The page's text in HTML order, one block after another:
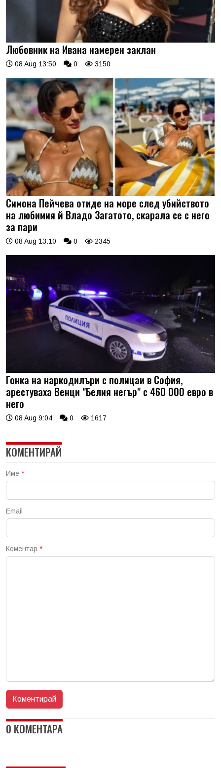
Любовник на Ивана намерен заклан
08 Aug 13:50 0 3150
Симона Пейчева отиде на море след убийството
на любимия й Владо Загатото, скарала се с него
за пари
08 Aug 13:10 0 2345
Гонка на наркодилъри с полицаи в София,
арестуваха Венци "Белия негър" с 460 000 евро в
него
08 Aug 9:04 0 1617
КОМЕНТИРАЙ
Име *
Email
Коментар *
0 КОМЕНТАРА